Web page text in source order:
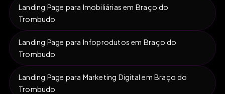
Landing Page para Imobiliárias em Braço do
Trombudo
Landing Page para Infoprodutos em Braço do
Trombudo
Landing Page para Marketing Digital em Braço do
Trombudo